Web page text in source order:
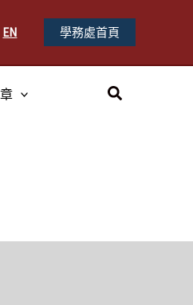
EN 學務處首頁
搜